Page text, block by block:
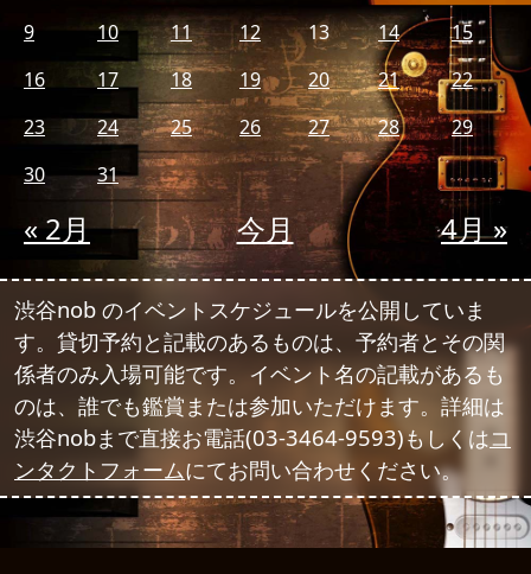
« 2月 今月 4月 »
9
10 11 12 13 14
15
16
17 18 19 20 21
22
23
24 25 26 27 28
29
30
31
渋谷nob のイベントスケジュールを公開していま
す。貸切予約と記載のあるものは、予約者とその関
係者のみ入場可能です。イベント名の記載があるも
のは、誰でも鑑賞または参加いただけます。詳細は
渋谷nobまで直接お電話(03-3464-9593)もしくはコ
ンタクトフォームにてお問い合わせください。